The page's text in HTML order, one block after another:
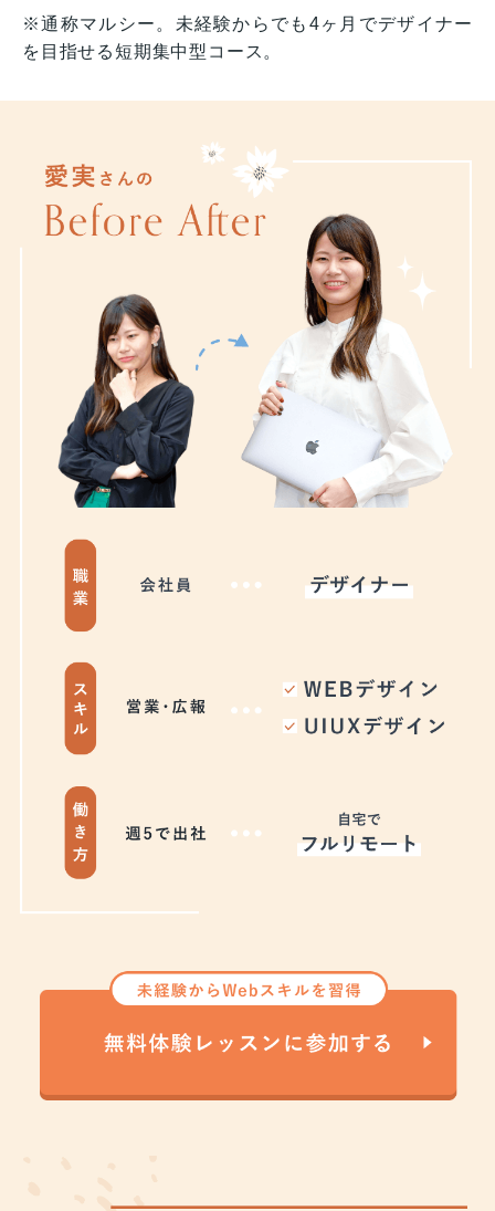
※通称マルシー。未経験からでも4ヶ月でデザイナー
を目指せる短期集中型コース。